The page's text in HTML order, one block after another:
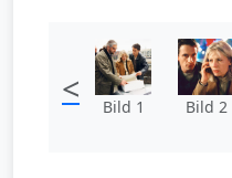
< Bild 1 Bild 2